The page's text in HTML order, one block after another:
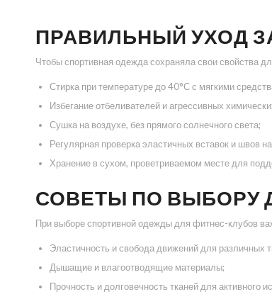
ПРАВИЛЬНЫЙ УХОД
Чтобы спортивная одежда сохраняла свои свойства
Стирка при температуре до 40°С с мягкими
Избегание отбеливателей и агрессивных
Сушка на воздухе, без прямого солнечного света;
Регулярная проверка эластичных вставок и швов
Хранение в сухом, проветриваемом месте для
СОВЕТЫ ПО ВЫБОРУ
При выборе спортивной одежды для фитнес-клубов
Эластичность и свобода движений для различных
Дышащие и влагоотводящие материалы;
Прочность и долговечность тканей для активного